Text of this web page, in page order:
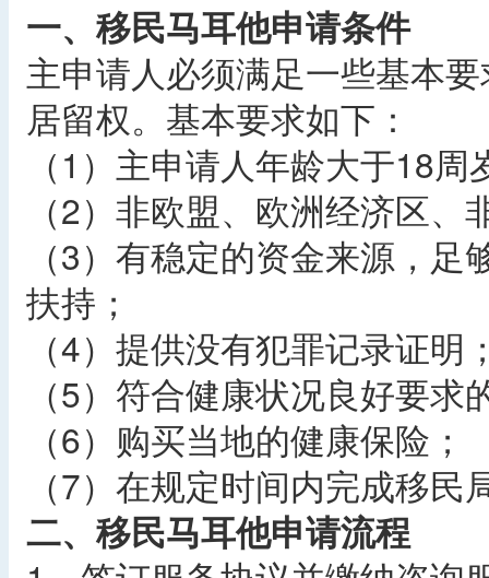
一、移民马耳他申请条件
主申请人必须满足一些基本
居留权。基本要求如下：
（1）主申请人年龄大于18周
（2）非欧盟、欧洲经济区、
（3）有稳定的资金来源，
扶持；
（4）提供没有犯罪记录证明
（5）符合健康状况良好要
（6）购买当地的健康保险；
（7）在规定时间内完成移
二、移民马耳他申请流程